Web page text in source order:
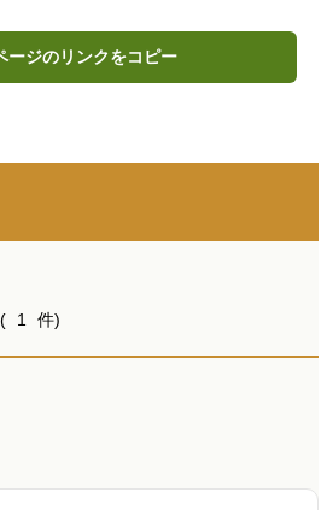
ージのリンクをコピー
1